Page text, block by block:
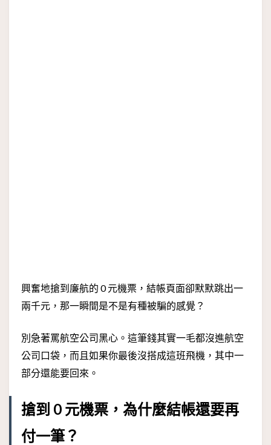
興奮地搶到廉航的 0 元機票，結帳頁面卻默默跳出一
兩千元，那一瞬間是不是有種被騙的感覺？
別急著罵航空公司黑心。這筆錢其實一毛都沒進航空
公司口袋，而且如果你最後沒搭成這班飛機，其中一
部分還能要回來。
搶到 0 元機票，為什麼結帳還要再
付一筆？